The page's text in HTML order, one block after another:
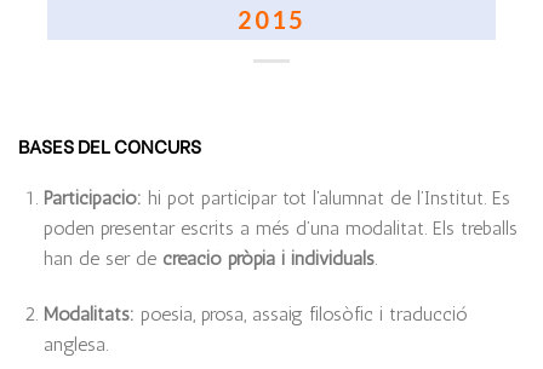
2015
BASES DEL CONCURS
Participació: hi pot participar tot l’alumnat de l’Institut. Es
poden presentar escrits a més d’una modalitat. Els treballs
han de ser de creació pròpia i individuals.
Modalitats: poesia, prosa, assaig filosòfic i traducció
anglesa.